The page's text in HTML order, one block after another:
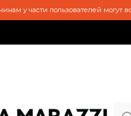
у части пользователей могут